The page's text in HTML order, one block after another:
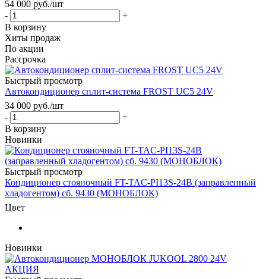
54 000 руб./шт
-
+
В корзину
Хиты продаж
По акции
Рассрочка
Быстрый просмотр
Автокондиционер сплит-система FROST UC5 24V
34 000 руб./шт
-
+
В корзину
Новинки
Быстрый просмотр
Кондиционер стояночный FT-TAC-PI13S-24В (заправленный
хладогентом) сб. 9430 (МОНОБЛОК)
Цвет
Новинки